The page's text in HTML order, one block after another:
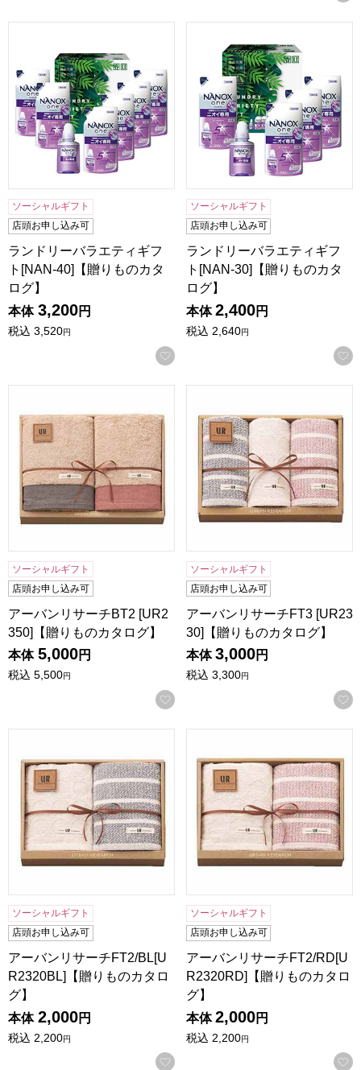
ソーシャルギフト
店頭お申し込み可
ランドリーバラエティギフ
ト[NAN-40]【贈りものカタ
ログ】
本体 3,200円
税込 3,520円
お気に入りに登録する
ソーシャルギフト
店頭お申し込み可
ランドリーバラエティギフ
ト[NAN-30]【贈りものカタ
ログ】
本体 2,400円
税込 2,640円
ソーシャルギフト
店頭お申し込み可
アーバンリサーチBT2 [UR2
350]【贈りものカタログ】
本体 5,000円
税込 5,500円
お気に入りに登録する
ソーシャルギフト
店頭お申し込み可
アーバンリサーチFT3 [UR23
30]【贈りものカタログ】
本体 3,000円
税込 3,300円
ソーシャルギフト
店頭お申し込み可
アーバンリサーチFT2/BL[U
R2320BL]【贈りものカタロ
グ】
本体 2,000円
税込 2,200円
お気に入りに登録する
ソーシャルギフト
店頭お申し込み可
アーバンリサーチFT2/RD[U
R2320RD]【贈りものカタロ
グ】
本体 2,000円
税込 2,200円